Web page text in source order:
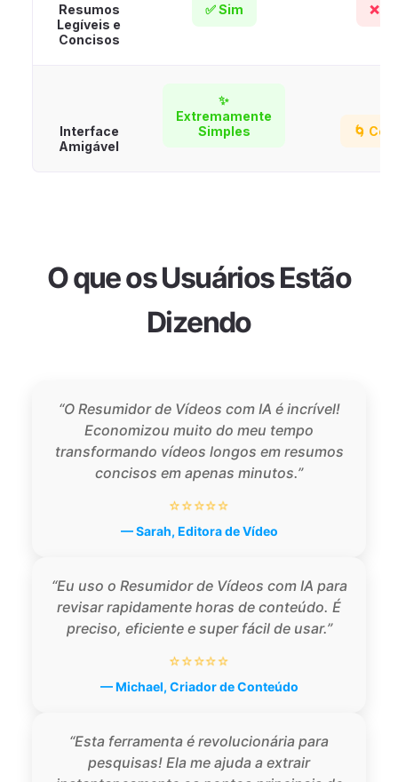
Resumos
Legíveis e
Concisos
✅ Sim ❌
Interface
Amigável
✨
Extremamente
Simples
🌀
O que os Usuários Estão
Dizendo
“O Resumidor de Vídeos com IA é incrível!
Economizou muito do meu tempo
transformando vídeos longos em resumos
concisos em apenas minutos.”
⭐⭐⭐⭐⭐
— Sarah, Editora de Vídeo
“Eu uso o Resumidor de Vídeos com IA para
revisar rapidamente horas de conteúdo. É
preciso, eficiente e super fácil de usar.”
⭐⭐⭐⭐⭐
— Michael, Criador de Conteúdo
“Esta ferramenta é revolucionária para
pesquisas! Ela me ajuda a extrair